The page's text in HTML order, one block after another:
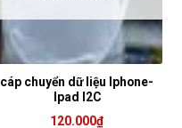
cáp chuyển dữ liệu Iphone-
Ipad I2C
120.000₫